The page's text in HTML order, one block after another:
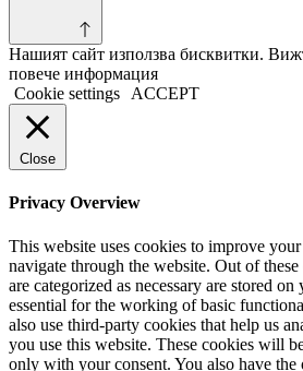
Нашият сайт използва бисквитки.
повече информация
Cookie settings
ACCEPT
Close
Privacy Overview
This website uses cookies to improve
navigate through the website. Out of
are categorized as necessary are stored
essential for the working of basic
also use third-party cookies that help us
you use this website. These cookies will
only with your consent. You also have